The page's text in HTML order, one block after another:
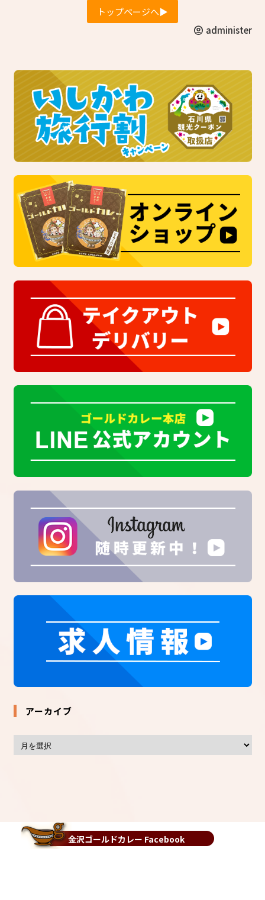
トップページへ▶︎
account_circle administer
アーカイブ
金沢ゴールドカレー Facebook